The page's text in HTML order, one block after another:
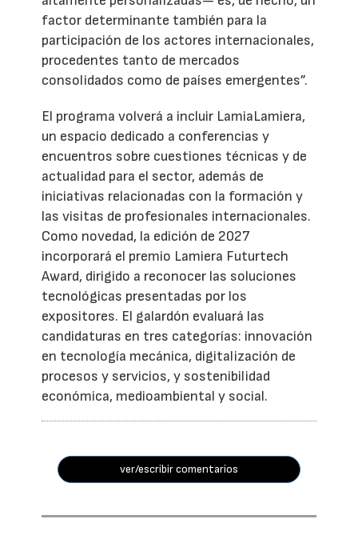
factor determinante también para la
participación de los actores internacionales,
procedentes tanto de mercados
consolidados como de países emergentes”.
El programa volverá a incluir LamiaLamiera,
un espacio dedicado a conferencias y
encuentros sobre cuestiones técnicas y de
actualidad para el sector, además de
iniciativas relacionadas con la formación y
las visitas de profesionales internacionales.
Como novedad, la edición de 2027
incorporará el premio Lamiera Futurtech
Award, dirigido a reconocer las soluciones
tecnológicas presentadas por los
expositores. El galardón evaluará las
candidaturas en tres categorías: innovación
en tecnología mecánica, digitalización de
procesos y servicios, y sostenibilidad
económica, medioambiental y social.
ver/escribir comentarios